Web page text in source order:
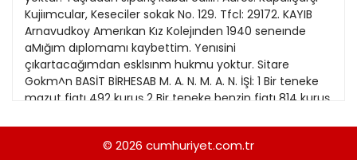
Yerel Yönetimler
1982
1981
1980
29
30
31
Kujiımcular, Keseciler sokak No. 129. Tfcl: 29172. KAYIB
Arnavudkoy Amerıkan Kız Kolejınden 1940 seneınde
aMığım dıplomamı kaybettim. Yenısini
çıkartacağımdan esklsınm hukmu yoktur. Sitare
Gokm^n BASİT BİRHESAB M. A. N. M. A. N. İŞİ: 1 Bir teneke
mazut fiatı 492 kuruş 2 Bir teneke benzin fiatı 814 kuruş
kamyon benzin sarfijatı 18 litre 30 kilometre yapar. Bir
kamyon vasatî senede 100.000 kilometre yol kat eder ,
© 2026 cumhuriyet.com.tr